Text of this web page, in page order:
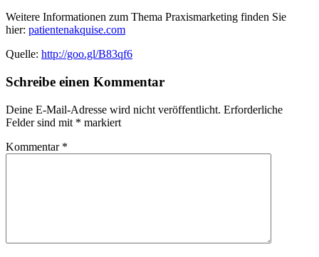
Weitere Informationen zum Thema Praxismarketing finden Sie
hier: patientenakquise.com
Quelle: http://goo.gl/B83qf6
Schreibe einen Kommentar
Deine E-Mail-Adresse wird nicht veröffentlicht. Erforderliche
Felder sind mit * markiert
Kommentar *